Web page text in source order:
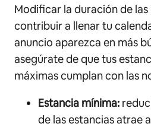
Modificar la duración de
contribuir a llenar tu
anuncio aparezca en más
asegúrate de que tus
máximas cumplan con las
Estancia mínima:
de las estancias atrae